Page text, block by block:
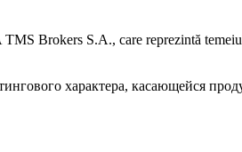
Brokers S.A., care reprezintă
характера, касающейся